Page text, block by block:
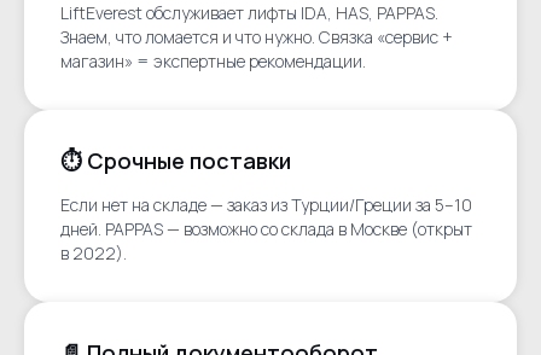
LiftEverest обслуживает лифты IDA, HAS, PAPPAS.
Знаем, что ломается и что нужно. Связка «сервис +
магазин» = экспертные рекомендации.
⏱ Срочные поставки
Если нет на складе — заказ из Турции/Греции за 5–10
дней. PAPPAS — возможно со склада в Москве (открыт
в 2022).